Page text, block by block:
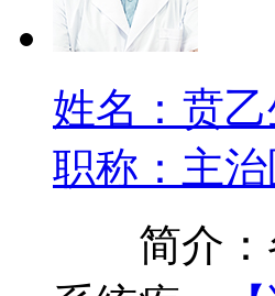
姓名：贲乙
职称：主
简介：各